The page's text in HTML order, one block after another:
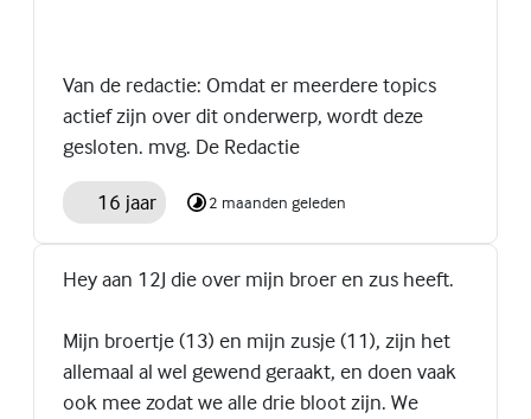
Van de redactie: Omdat er meerdere topics
actief zijn over dit onderwerp, wordt deze
gesloten. mvg. De Redactie
16 jaar 2 maanden geleden
Hey aan 12J die over mijn broer en zus heeft.
Mijn broertje (13) en mijn zusje (11), zijn het
allemaal al wel gewend geraakt, en doen vaak
ook mee zodat we alle drie bloot zijn. We